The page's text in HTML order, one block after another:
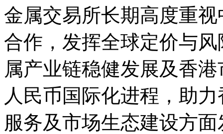
金属交易所长期高度重
合作，发挥全球定价与
属产业链稳健发展及香
人民币国际化进程，助
服务及市场生态建设方